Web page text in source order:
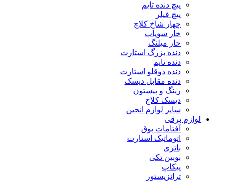
پیچ دنده تایم
پیچ فیلر
چهار شاخ کلاچ
خار سوپاپ
خار میلنگ
دنده بزرگ استارت
دنده تایم
دنده دوقلو استارت
دنده مقابل دیسک
رینگ و پیستون
دیسک کلاچ
سایر لوازم انجین
لوازم برقی
آفتامات بوق
اتوماتیک استارت
باتری
بوبین تکی
پیکاپ
ترانزیستور